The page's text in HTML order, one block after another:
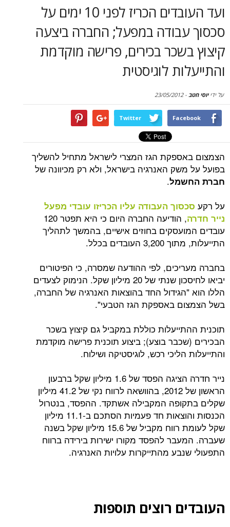
ועד העובדים הכריז לפני 10 ימים על
במפעל; החברה ביצעה
בכירים, פרישה מוקדמת
לוגיסטית
23/05/2012
Twitter
הגז המצרי לישראל מתחיל להשליך
האנרגיה בישראל, ולא רק מכיוונה של
.
העבודה עליו הכריזו עובדי מפעל
, הודיעה החברה היום כי היא תפטר 120
בחוזים אישיים, בהמשך לתהליך
בכלל.
לפי ההודעה שמסרה, כי הפיטורים
יביאו לחיסכון שנתי של 20 מיליון שקל. הנימוק לצעדים
החד בהוצאות האנרגיה של החברה,
באספקת הגז הטבעי".
כוללת במקביל גם קיצוץ בשכר
בוצע); ביצוע תוכנית פרישה מוקדמת
הליכי רכש, לוגיסטיקה ושילוח.
נייר חדרה הציגה הפסד של 1.6 מיליון שקל ברבעון
הראשון של 2012, בהוושאה לרווח נקי של 41.2 מיליון
המקבילה אשתקד. ההפסד, בנטרול
הכנסות והוצאות חד פעמיות הסתכם ב-11.1 מיליון
שקל לעומת רווח מקביל של 15.6 מיליון שקל בשנה
להפסד מקורו ישירות בירידה ברווח
מהתייקרות עלויות האנרגיה.
רוצים תוספות